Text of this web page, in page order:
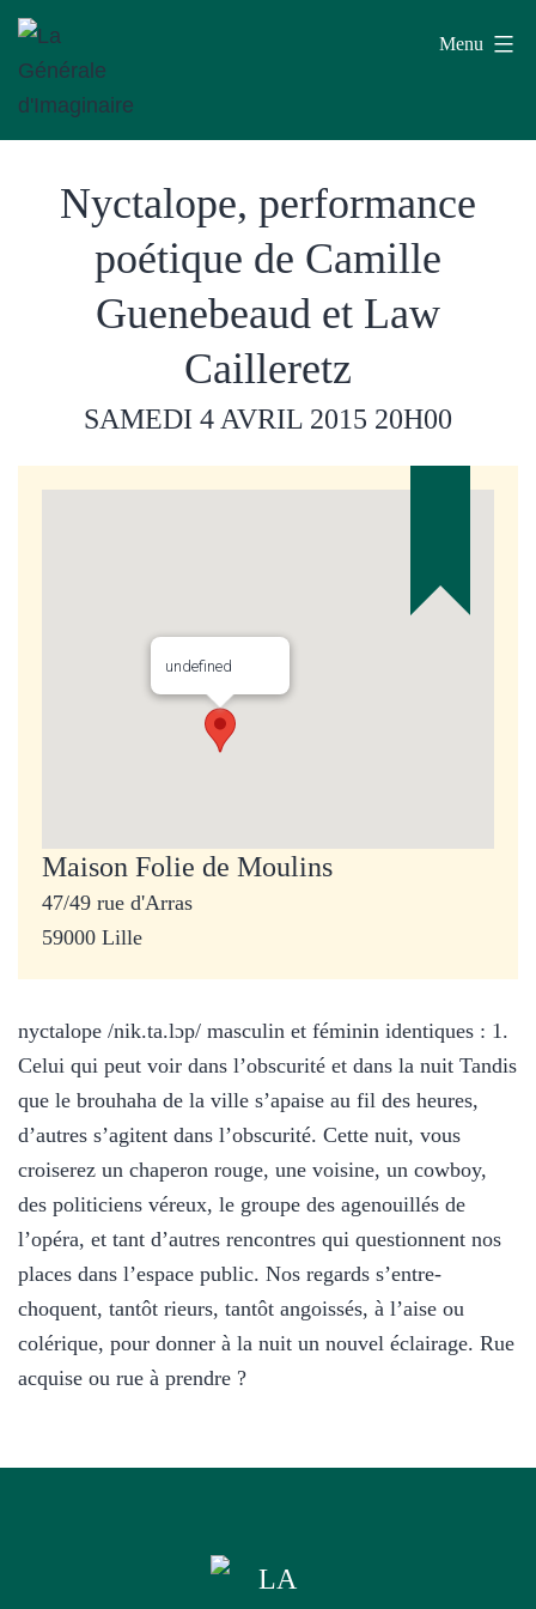
Aller
contenu
Générale
d'Imaginaire
Menu
Nyctalope, performance
poétique de Camille
Guenebeaud et Law
Cailleretz
SAMEDI 4 AVRIL 2015 20H00
undefined
Maison Folie de Moulins
47/49 rue d'Arras
59000 Lille
nyctalope /nik.ta.lɔp/ masculin et féminin identiques : 1.
Celui qui peut voir dans l’obscurité et dans la nuit Tandis
que le brouhaha de la ville s’apaise au fil des heures,
d’autres s’agitent dans l’obscurité. Cette nuit, vous
croiserez un chaperon rouge, une voisine, un cowboy,
des politiciens véreux, le groupe des agenouillés de
l’opéra, et tant d’autres rencontres qui questionnent nos
places dans l’espace public. Nos regards s’entre-
choquent, tantôt rieurs, tantôt angoissés, à l’aise ou
colérique, pour donner à la nuit un nouvel éclairage. Rue
acquise ou rue à prendre ?